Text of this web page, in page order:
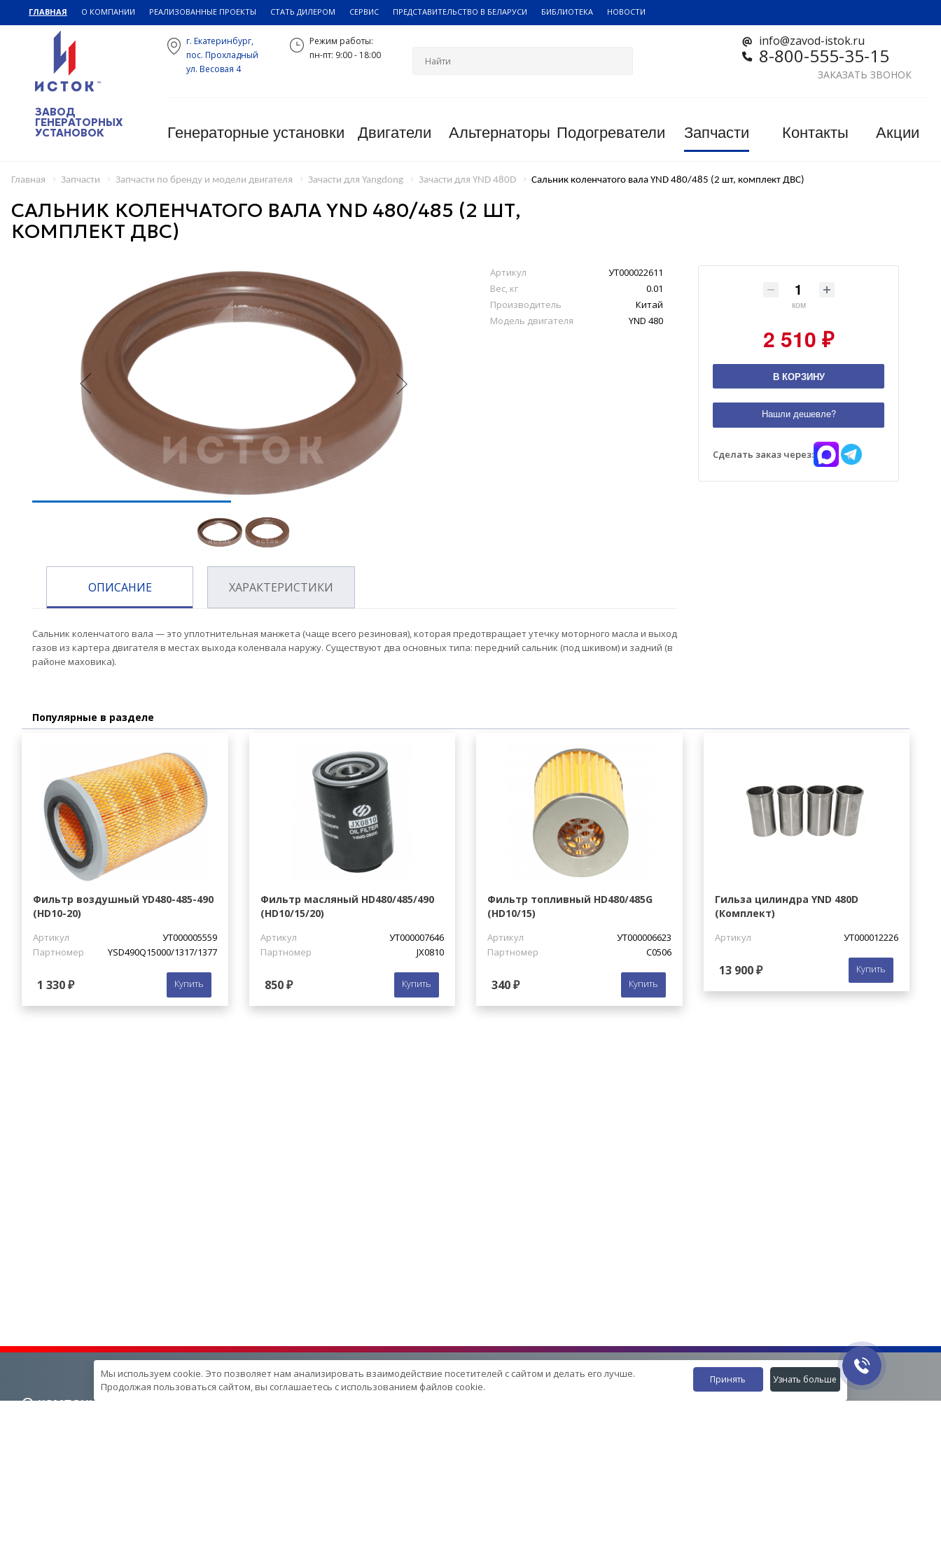
ГЛАВНАЯ О КОМПАНИИ РЕАЛИЗОВАННЫЕ ПРОЕКТЫ СТАТЬ ДИЛЕРОМ СЕРВИС ПРЕДСТАВИТЕЛЬСТВО В БЕЛАРУСИ БИБЛИОТЕКА НОВОСТИ
ЗАВОД
ГЕНЕРАТОРНЫХ
УСТАНОВОК
info@zavod-istok.ru
8-800-555-35-15
ЗАКАЗАТЬ ЗВОНОК
г. Екатеринбург,
пос. Прохладный
ул. Весовая 4
Режим работы:
пн-пт: 9:00 - 18:00
Генераторные установки Двигатели Альтернаторы Подогреватели Запчасти Контакты Акции
Главная Запчасти Запчасти по бренду и модели двигателя Зачасти для Yangdong Зачасти для YND 480D Сальник коленчатого вала YND 480/485 (2 шт, комплект ДВС)
САЛЬНИК КОЛЕНЧАТОГО ВАЛА YND 480/485 (2 ШТ,
КОМПЛЕКТ ДВС)
Артикул
УТ000022611
Вес, кг
0.01
Производитель
Китай
Модель двигателя
YND 480
ком
2 510 ₽
В КОРЗИНУ
Нашли дешевле?
Сделать заказ через:
ОПИСАНИЕ ХАРАКТЕРИСТИКИ
Сальник коленчатого вала — это уплотнительная манжета (чаще всего резиновая), которая предотвращает утечку моторного масла и выход
газов из картера двигателя в местах выхода коленвала наружу. Существуют два основных типа: передний сальник (под шкивом) и задний (в
районе маховика).
Популярные в разделе
Фильтр воздушный YD480-485-490
(HD10-20)
Артикул
УТ000005559
Партномер
YSD490Q15000/1317/1377
1 330 ₽ Купить
Фильтр масляный HD480/485/490
(HD10/15/20)
Артикул
УТ000007646
Партномер
JX0810
850 ₽ Купить
Фильтр топливный HD480/485G
(HD10/15)
Артикул
УТ000006623
Партномер
C0506
340 ₽ Купить
Гильза цилиндра YND 480D
(Комплект)
Артикул УТ000012226
13 900 ₽ Купить
О компании
Мы используем cookie. Это позволяет нам анализировать взаимодействие посетителей с сайтом и делать его лучше.
Продолжая пользоваться сайтом, вы соглашаетесь с использованием файлов cookie.
Принять Узнать больше